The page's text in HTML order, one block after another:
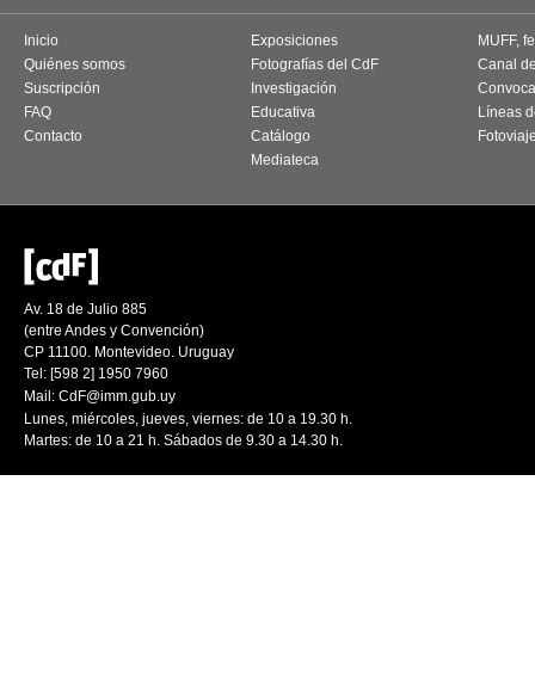
Inicio
Quiénes somos
Suscripción
FAQ
Contacto
Exposiciones
Fotografías del CdF
Investigación
Educativa
Catálogo
Mediateca
MUFF,
Canal
Líneas
Av. 18 de Julio 885
(entre Andes y Convención)
CP 11100. Montevideo. Uruguay
Tel: [598 2] 1950 7960
Mail: CdF@imm.gub.uy
Lunes, miércoles, jueves, viernes: de 10 a 19.30 h.
Martes: de 10 a 21 h. Sábados de 9.30 a 14.30 h.